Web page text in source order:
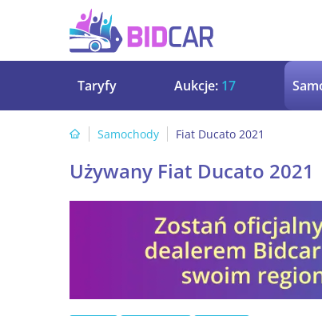
Taryfy Aukcje: 17
Samochody Fiat Ducato 2021
Używany Fiat Ducato 2021